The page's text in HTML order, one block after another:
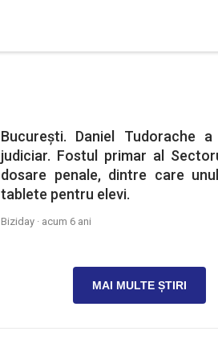
București. Daniel Tudorache
judiciar. Fostul primar al
dosare penale, dintre care
tablete pentru elevi.
Biziday · acum 6 ani
MAI MULTE ȘTIRI